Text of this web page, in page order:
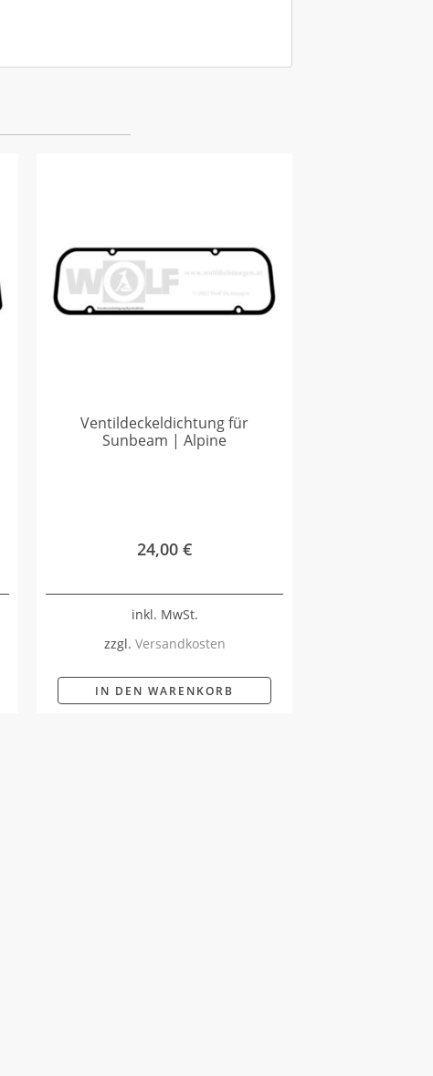
Ventildeckeldichtung für
Sunbeam | Alpine
24,00 €
inkl. MwSt.
zzgl. Versandkosten
IN DEN WARENKORB